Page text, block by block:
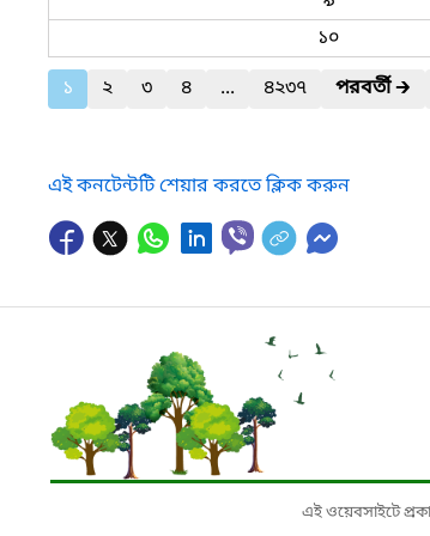
১০
১
২ ৩ ৪ ... ৪২৩৭ পরবর্তী🡲
এই কনটেন্টটি শেয়ার করতে ক্লিক করুন
এই ওয়েবসাইটে